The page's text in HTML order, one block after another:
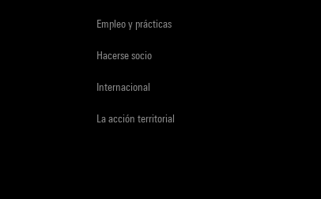
Empleo y prácticas
Hacerse socio
Internacional
La acción territorial